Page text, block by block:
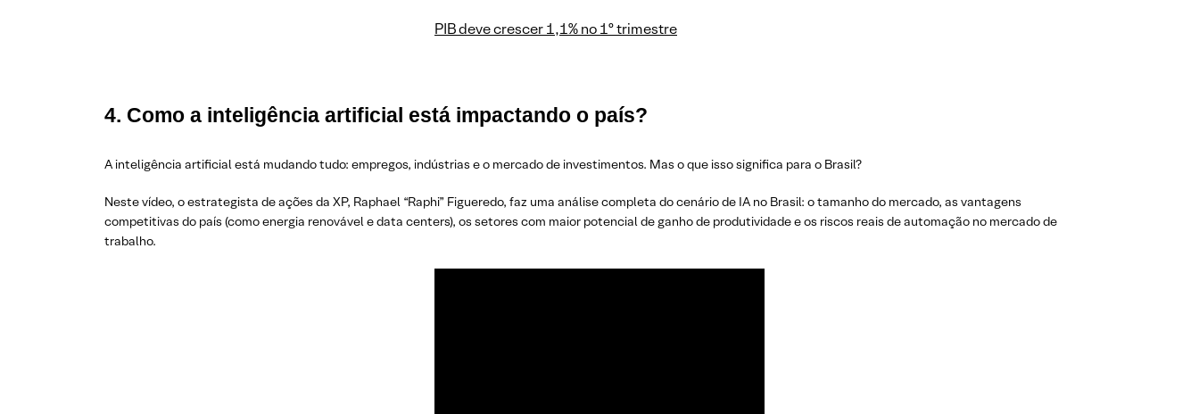
PIB deve crescer 1,1% no 1º trimestre
4. Como a inteligência artificial está impactando o país?
A inteligência artificial está mudando tudo: empregos, indústrias e o mercado de investimentos. Mas o que isso significa para o Brasil?
Neste vídeo, o estrategista de ações da XP, Raphael “Raphi” Figueredo, faz uma análise completa do cenário de IA no Brasil: o tamanho do mercado, as vantagens
competitivas do país (como energia renovável e data centers), os setores com maior potencial de ganho de produtividade e os riscos reais de automação no mercado de
trabalho.